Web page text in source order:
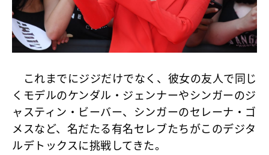
これまでにジジだけでなく、彼女の友人で同じ
くモデルのケンダル・ジェンナーやシンガーのジ
ャスティン・ビーバー、シンガーのセレーナ・ゴ
メスなど、名だたる有名セレブたちがこのデジタ
ルデトックスに挑戦してきた。